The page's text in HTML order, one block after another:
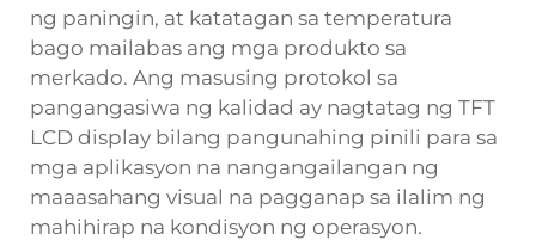
ng paningin, at katatagan sa temperatura
bago mailabas ang mga produkto sa
merkado. Ang masusing protokol sa
pangangasiwa ng kalidad ay nagtatag ng TFT
LCD display bilang pangunahing pinili para sa
mga aplikasyon na nangangailangan ng
maaasahang visual na pagganap sa ilalim ng
mahihirap na kondisyon ng operasyon.